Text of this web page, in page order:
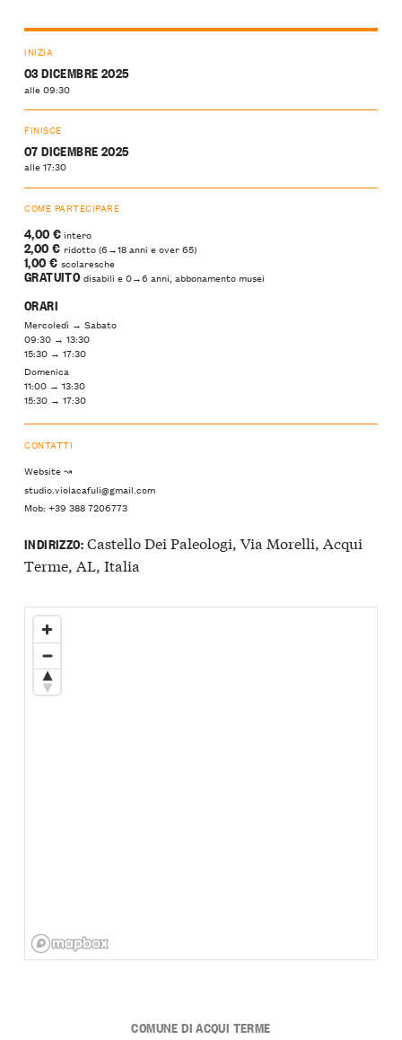
INIZIA
03 DICEMBRE 2025
alle 09:30
FINISCE
07 DICEMBRE 2025
alle 17:30
COME PARTECIPARE
4,00 €intero
2,00 € ridotto (6→18 anni e over 65)
1,00 € scolaresche
GRATUITO disabili e 0→6 anni, abbonamento musei
ORARI
Mercoledì → Sabato
09:30 → 13:30
15:30 → 17:30
Domenica
11:00 → 13:30
15:30 → 17:30
CONTATTI
Website ↝
studio.violacafuli@gmail.com
Mob: +39 388 7206773
INDIRIZZO:Castello Dei Paleologi, Via Morelli, Acqui
Terme, AL, Italia
COMUNE DI ACQUI TERME